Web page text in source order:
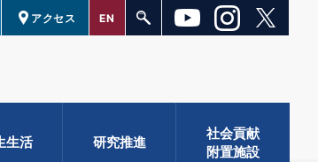
アクセス EN
生活 研究推進
社会貢献
附置施設